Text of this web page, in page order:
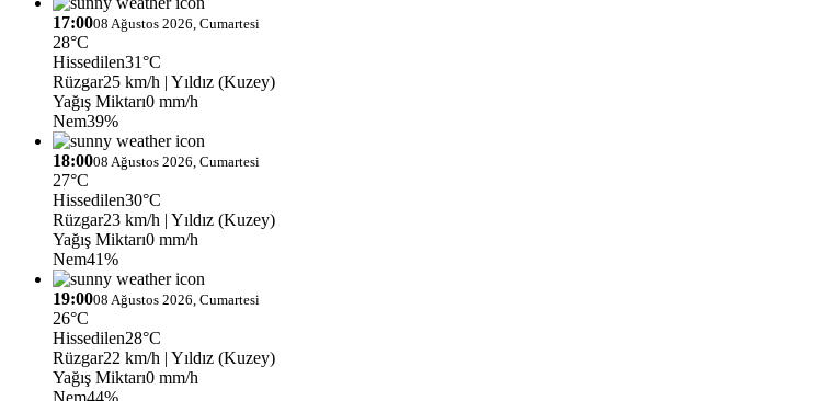
17:0008 Ağustos 2026, Cumartesi
28°C
Hissedilen31°C
Rüzgar25 km/h | Yıldız (Kuzey)
Yağış Miktarı0 mm/h
Nem39%
18:0008 Ağustos 2026, Cumartesi
27°C
Hissedilen30°C
Rüzgar23 km/h | Yıldız (Kuzey)
Yağış Miktarı0 mm/h
Nem41%
19:0008 Ağustos 2026, Cumartesi
26°C
Hissedilen28°C
Rüzgar22 km/h | Yıldız (Kuzey)
Yağış Miktarı0 mm/h
Nem44%